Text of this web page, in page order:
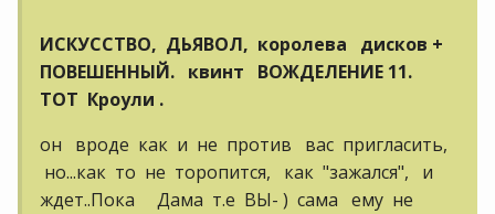
ИСКУССТВО, ДЬЯВОЛ, королева дисков +
ПОВЕШЕННЫЙ. квинт ВОЖДЕЛЕНИЕ 11.
ТОТ Кроули .
он вроде как и не против вас пригласить,
но...как то не торопится, как "зажался", и
ждет..Пока Дама т.е ВЫ- ) сама ему не